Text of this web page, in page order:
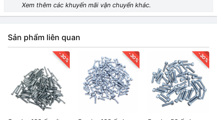
Xem thêm các khuyến mãi vận chuyển khác.
Sản phẩm liên quan
-30% -30% -30%